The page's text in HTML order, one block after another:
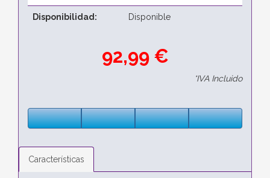
Disponibilidad: Disponible
92,99 €
*IVA Incluido
Características